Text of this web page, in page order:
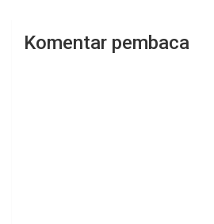
Komentar pembaca